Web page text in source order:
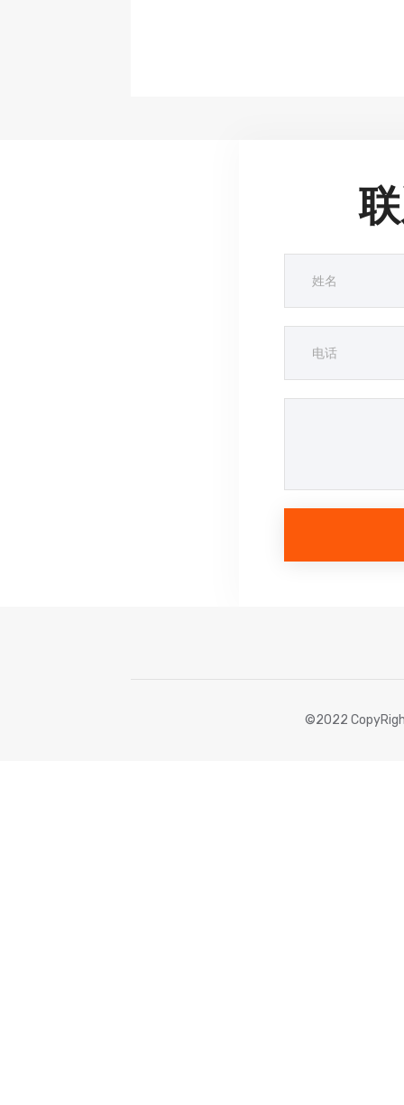
©2022